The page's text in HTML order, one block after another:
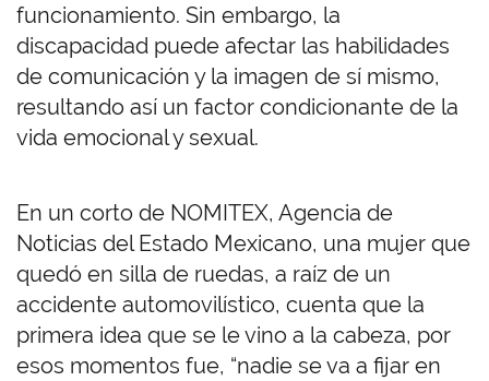
funcionamiento. Sin embargo, la
discapacidad puede afectar las habilidades
de comunicación y la imagen de sí mismo,
resultando así un factor condicionante de la
vida emocional y sexual.
En un corto de NOMITEX, Agencia de
Noticias del Estado Mexicano, una mujer que
quedó en silla de ruedas, a raíz de un
accidente automovilístico, cuenta que la
primera idea que se le vino a la cabeza, por
esos momentos fue, “nadie se va a fijar en